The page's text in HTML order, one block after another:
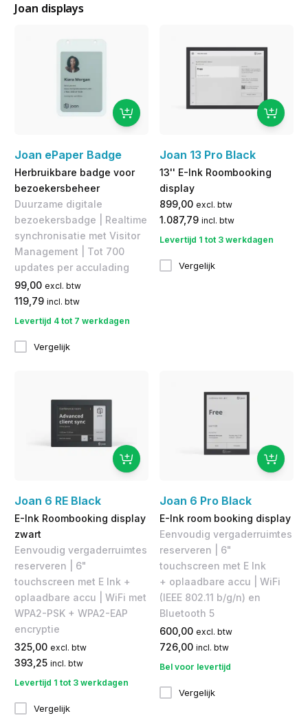
Joan displays
Joan ePaper Badge
Herbruikbare badge voor
bezoekersbeheer
Duurzame digitale
bezoekersbadge | Realtime
synchronisatie met Visitor
Management | Tot 700
updates per acculading
99,00 excl. btw
119,79 incl. btw
Levertijd 4 tot 7 werkdagen
Vergelijk
Joan 13 Pro Black
13'' E-Ink Roombooking
display
899,00 excl. btw
1.087,79 incl. btw
Levertijd 1 tot 3 werkdagen
Vergelijk
Joan 6 RE Black
E-Ink Roombooking display
zwart
Eenvoudig vergaderruimtes
reserveren | 6"
touchscreen met E Ink +
oplaadbare accu | WiFi met
WPA2-PSK + WPA2-EAP
encryptie
325,00 excl. btw
393,25 incl. btw
Levertijd 1 tot 3 werkdagen
Vergelijk
Joan 6 Pro Black
E-Ink room booking display
Eenvoudig vergaderruimtes
reserveren | 6"
touchscreen met E Ink
+ oplaadbare accu | WiFi
(IEEE 802.11 b/g/n) en
Bluetooth 5
600,00 excl. btw
726,00 incl. btw
Bel voor levertijd
Vergelijk